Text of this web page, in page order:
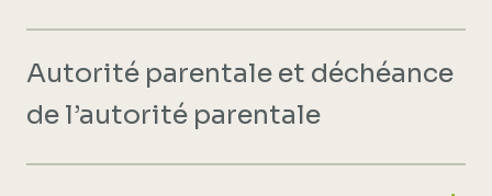
Autorité parentale et déchéance
de l’autorité parentale